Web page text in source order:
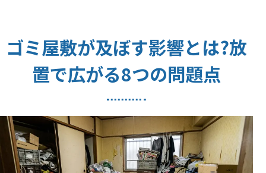
ゴミ屋敷が及ぼす影響とは?放
置で広がる8つの問題点